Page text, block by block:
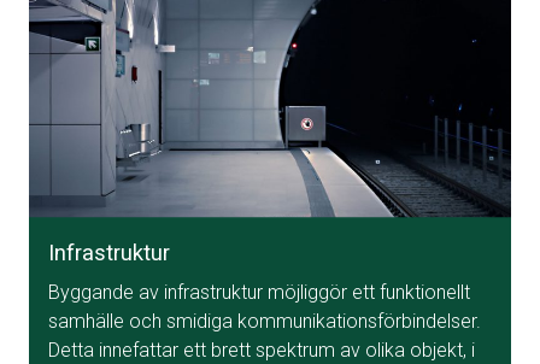
Infrastruktur
Byggande av infrastruktur möjliggör ett funktionellt
samhälle och smidiga kommunikationsförbindelser.
Detta innefattar ett brett spektrum av olika objekt, i